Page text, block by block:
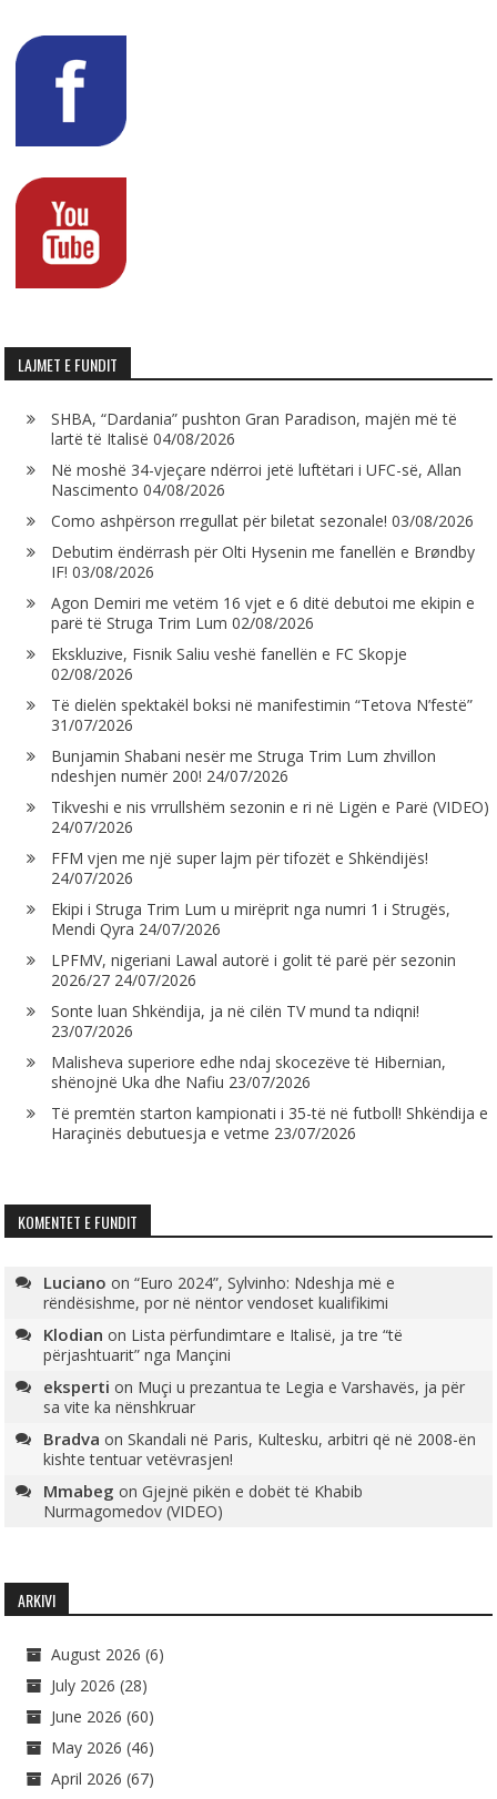
LAJMET E FUNDIT
SHBA, “Dardania” pushton Gran Paradison, majën më të
lartë të Italisë 04/08/2026
Në moshë 34-vjeçare ndërroi jetë luftëtari i UFC-së, Allan
Nascimento 04/08/2026
Como ashpërson rregullat për biletat sezonale! 03/08/2026
Debutim ëndërrash për Olti Hysenin me fanellën e Brøndby
IF! 03/08/2026
Agon Demiri me vetëm 16 vjet e 6 ditë debutoi me ekipin e
parë të Struga Trim Lum 02/08/2026
Ekskluzive, Fisnik Saliu veshë fanellën e FC Skopje
02/08/2026
Të dielën spektakël boksi në manifestimin “Tetova N’festë”
31/07/2026
Bunjamin Shabani nesër me Struga Trim Lum zhvillon
ndeshjen numër 200! 24/07/2026
Tikveshi e nis vrrullshëm sezonin e ri në Ligën e Parë (VIDEO)
24/07/2026
FFM vjen me një super lajm për tifozët e Shkëndijës!
24/07/2026
Ekipi i Struga Trim Lum u mirëprit nga numri 1 i Strugës,
Mendi Qyra 24/07/2026
LPFMV, nigeriani Lawal autorë i golit të parë për sezonin
2026/27 24/07/2026
Sonte luan Shkëndija, ja në cilën TV mund ta ndiqni!
23/07/2026
Malisheva superiore edhe ndaj skocezëve të Hibernian,
shënojnë Uka dhe Nafiu 23/07/2026
Të premtën starton kampionati i 35-të në futboll! Shkëndija e
Haraçinës debutuesja e vetme 23/07/2026
KOMENTET E FUNDIT
Luciano on“Euro 2024”, Sylvinho: Ndeshja më e
rëndësishme, por në nëntor vendoset kualifikimi
Klodian on Lista përfundimtare e Italisë, ja tre “të
përjashtuarit” nga Mançini
eksperti on Muçi u prezantua te Legia e Varshavës, ja për
sa vite ka nënshkruar
Bradva onSkandali në Paris, Kultesku, arbitri që në 2008-ën
kishte tentuar vetëvrasjen!
Mmabeg onGjejnë pikën e dobët të Khabib
Nurmagomedov (VIDEO)
ARKIVI
August 2026 (6)
July 2026 (28)
June 2026 (60)
May 2026 (46)
April 2026 (67)